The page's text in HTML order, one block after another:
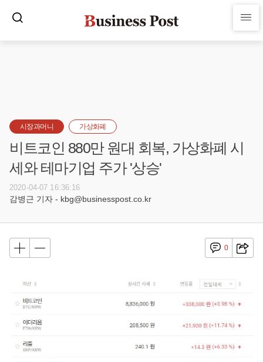
시장과머니 가상화폐
비트코인 880만 원대 회복, 가상화폐 시
세와 테마기업 주가 '상승'
2020-04-07 16:36:16
감병근 기자 - kbg@businesspost.co.kr
0